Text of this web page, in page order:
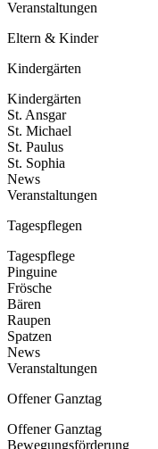
Veranstaltungen
Eltern & Kinder
Kindergärten
Kindergärten
St. Ansgar
St. Michael
St. Paulus
St. Sophia
News
Veranstaltungen
Tagespflegen
Tagespflege
Pinguine
Frösche
Bären
Raupen
Spatzen
News
Veranstaltungen
Offener Ganztag
Offener Ganztag
Bewegungsförderung